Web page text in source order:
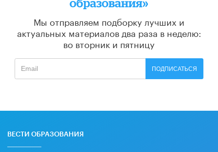
Мы отправляем подборку лучших и
актуальных материалов два раза в неделю:
во вторник и пятницу
ПОДПИСАТЬСЯ
ВЕСТИ ОБРАЗОВАНИЯ